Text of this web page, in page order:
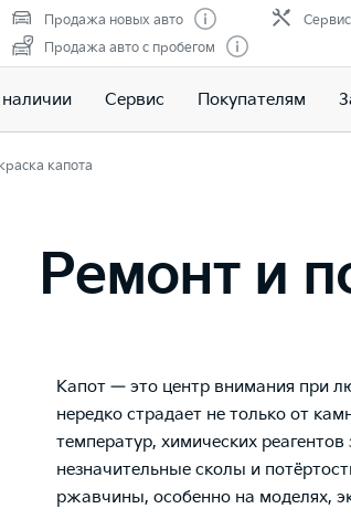
Продажа новых авто
Продажа авто с пробегом
Сервис Покупателям
капота
Ремонт и
Капот — это центр внимания при
нередко страдает не только от
температур, химических
незначительные сколы и
ржавчины, особенно на моделях,